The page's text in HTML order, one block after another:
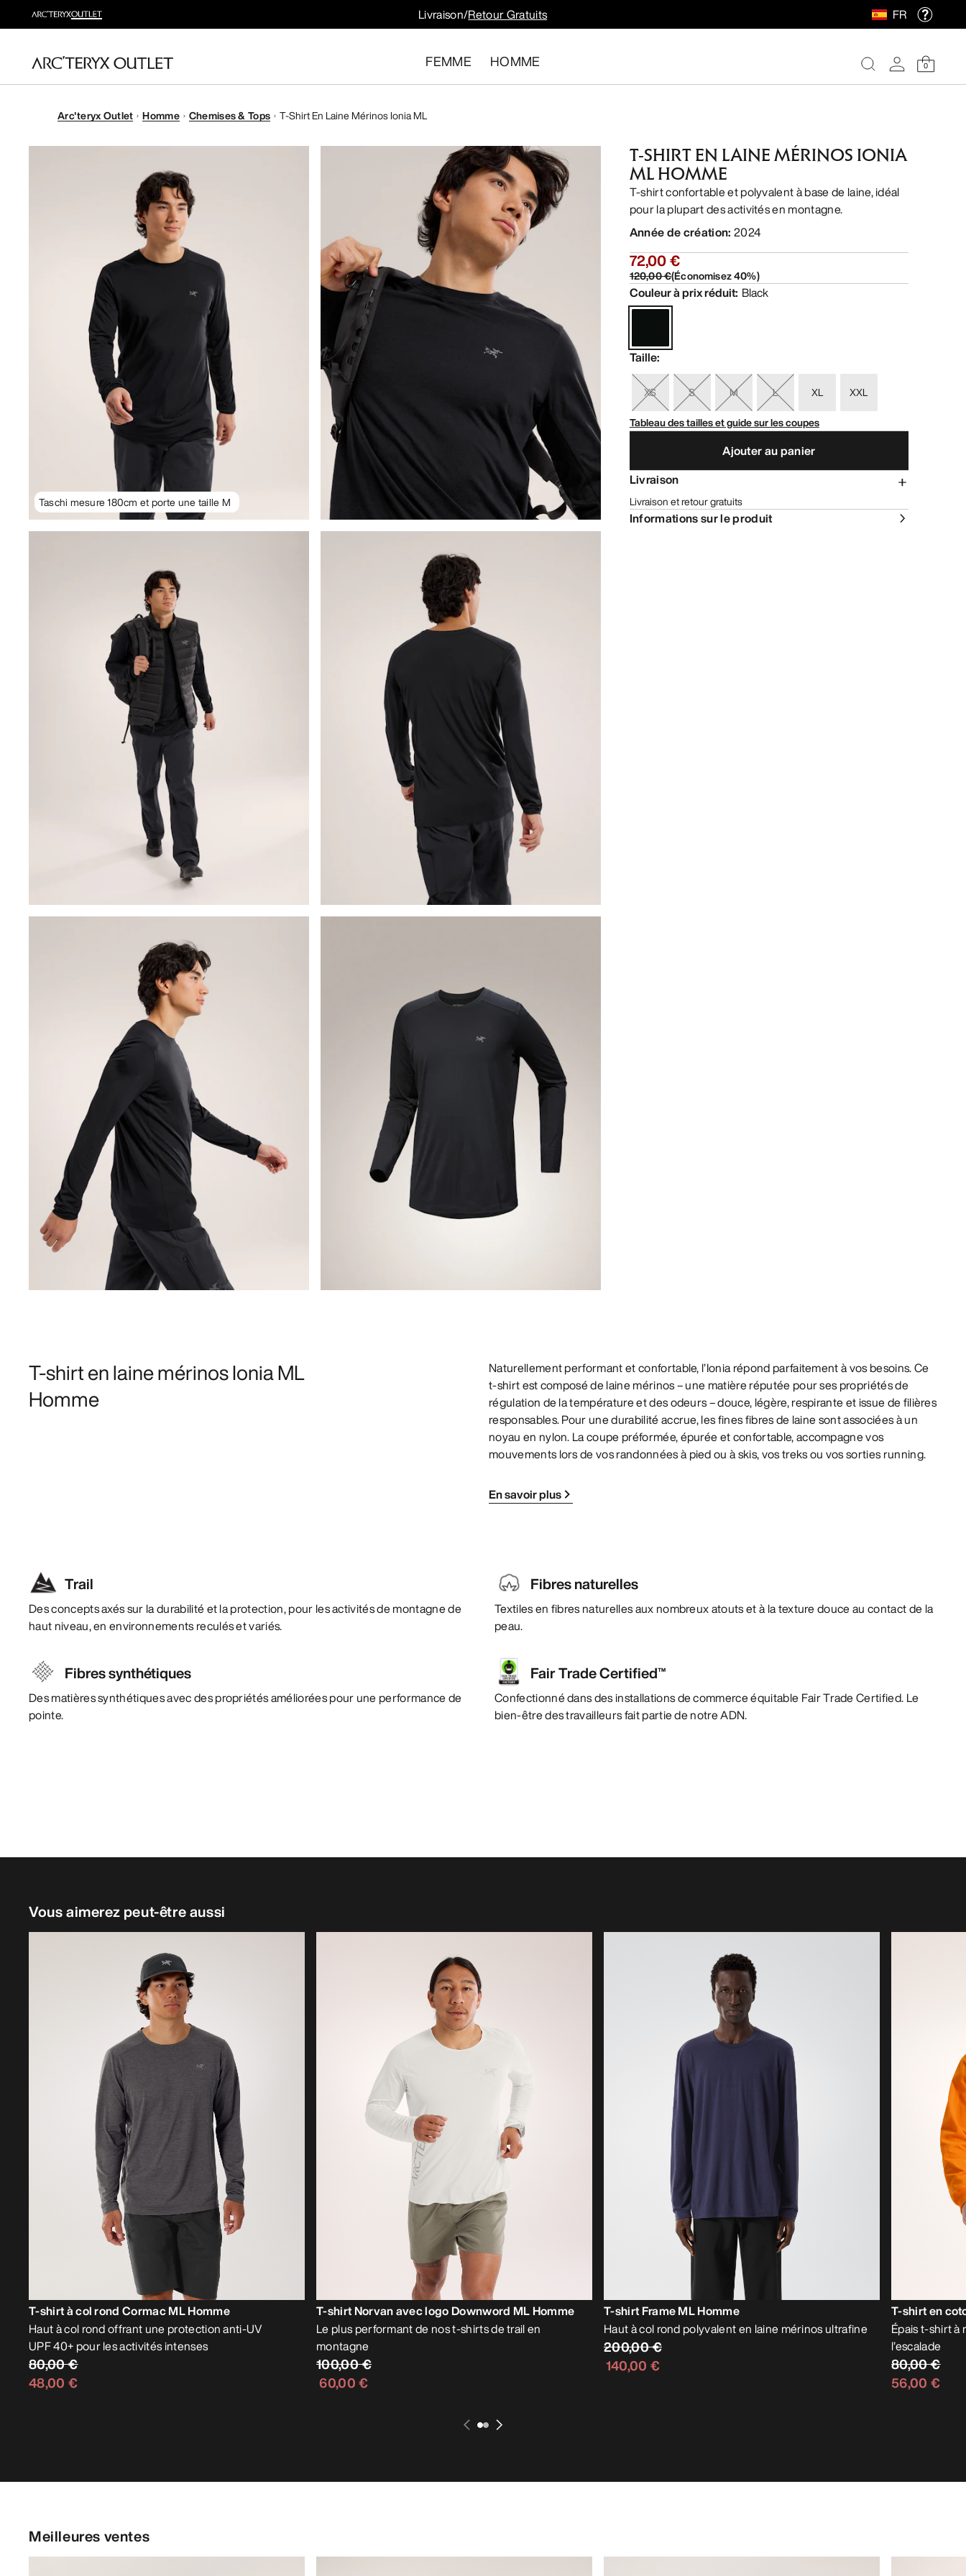
Livraison/Retour Gratuits FR
FEMME HOMME 0
Arc'teryx Outlet Homme Chemises & Tops T-Shirt En Laine Mérinos Ionia ML
Taschi mesure 180cm et porte une taille M
T-SHIRT EN LAINE MÉRINOS IONIA
ML HOMME
T-shirt confortable et polyvalent à base de laine, idéal
pour la plupart des activités en montagne.
Année de création: 2024
72,00 €
120,00 €(Économisez40%)
Couleur à prix réduit: Black
Taille:
XS S M L XL
XXL
Tableau des tailles et guide sur les coupes
Ajouter au panier
Livraison
Livraison et retour gratuits
Informations sur le produit
T-shirt en laine mérinos Ionia ML
Homme
Naturellement performant et confortable, l’Ionia répond parfaitement à vos besoins. Ce
t-shirt est composé de laine mérinos – une matière réputée pour ses propriétés de
régulation de la température et des odeurs – douce, légère, respirante et issue de filières
responsables. Pour une durabilité accrue, les fines fibres de laine sont associées à un
noyau en nylon. La coupe préformée, épurée et confortable, accompagne vos
mouvements lors de vos randonnées à pied ou à skis, vos treks ou vos sorties running.
En savoir plus
Trail
Des concepts axés sur la durabilité et la protection, pour les activités de montagne de
haut niveau, en environnements reculés et variés.
Fibres naturelles
Textiles en fibres naturelles aux nombreux atouts et à la texture douce au contact de la
peau.
Fibres synthétiques
Des matières synthétiques avec des propriétés améliorées pour une performance de
pointe.
Fair Trade Certified™
Confectionné dans des installations de commerce équitable Fair Trade Certified. Le
bien-être des travailleurs fait partie de notre ADN.
Vous aimerez peut-être aussi
T-shirt à col rond Cormac ML Homme
Haut à col rond offrant une protection anti-UV
UPF 40+ pour les activités intenses
80,00 €
48,00 €
T-shirt Norvan avec logo Downword ML Homme
Le plus performant de nos t-shirts de trail en
montagne
100,00 €
60,00 €
T-shirt Frame ML Homme
Haut à col rond polyvalent en laine mérinos ultrafine
200,00 €
140,00 €
T-shirt en
Épais t-shirt
l’escalade
80,00 €
56,00 €
Meilleures ventes